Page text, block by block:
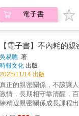
及自我價值的追尋與反思
內容豐富，新關係能量、
安，各條關係線好似找到
推薦！——崔妮 拆框工作
擇打開關係的框架，同時
子。那些深藏在單偶想像
「被取代」的焦慮，以及
愛的種種：親密的匱乏、
價值低落等，都會被一一
讀這本書，一邊看見熟悉
了個洞，只有當自己將破
妥他人的愛。對她而言，
只會滿足丈夫與砲友的「
讓丈夫史都陪伴自己度過
痛……最終，茉莉明白了：
愛，愛上一個人只會讓你
《老公，我要出門約會了
的作品，展現了對母親、
現的熱烈趣味與辛酸反思
憑藉溫暖、幽默的筆觸，
在玩不同的遊戲？看懂了
解僵局，用「活局對話」
次爭吵都變成消耗。伴侶
心理師指出，關係的僵局
錯」，而是雙方的心態與
急著贏理，有人害怕輸情
裡卻滿是委屈。當兩人都
多愛也會被耗盡。本書以
心，從「姿態」「心態」
提出實用的「活局對話」
你培養「親密關係觀察力
後的情緒，對應適合的說
花？小孩聽誰的？那是你
因為意見不合、習慣差異
至想「就地分手」？其實
場關係賽局。關鍵不是你
晰，而是如何先避開越吵
話」，死局，就像你認真
卻愛理不理。久了，你開
是罵對方不用心，努力的
電子書
【電子書】不內耗的親
吳易聰 著
時報文化 出版
2025/11/14 出版
真正的親密關係，不該讓
激情，長期相守靠清醒，
練精選親密關係成長課程